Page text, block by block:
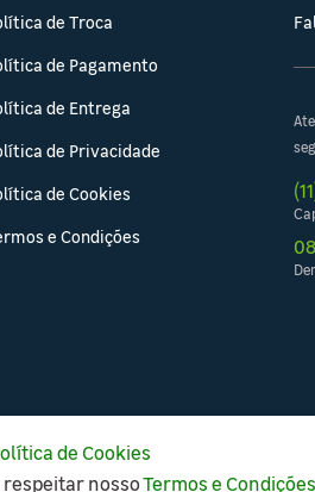
de Troca
de Pagamento
de Entrega
de Privacidade
de Cookies
e Condições
todos os direitos reservados.
de Cookies
respeitar nossoTermos e Condições